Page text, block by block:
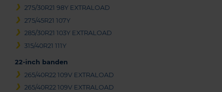
275/30R21 98Y EXTRALOAD
275/45R21 107Y
285/30R21 103Y EXTRALOAD
315/40R21 111Y
22-inch banden
265/40R22 109V EXTRALOAD
265/40R22 109V EXTRALOAD